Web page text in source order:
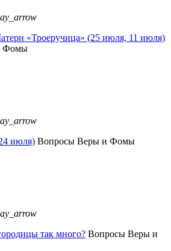
«Троеручица» (25 июля, 11 июля)
Фомы
июля) Вопросы Веры и Фомы
так много? Вопросы Веры и